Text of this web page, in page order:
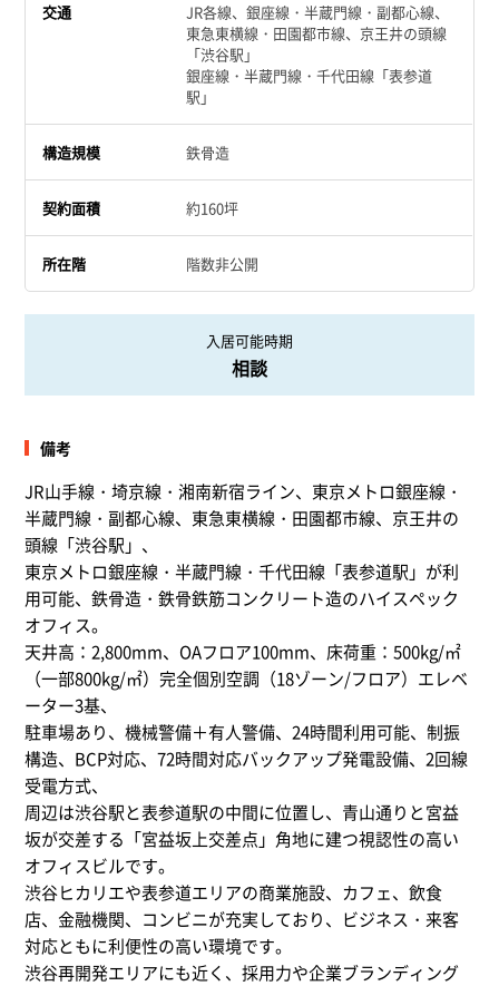
交通
JR各線、銀座線・半蔵門線・副都心線、
東急東横線・田園都市線、京王井の頭線
「渋谷駅」
銀座線・半蔵門線・千代田線「表参道
駅」
構造規模 鉄骨造
契約面積 約160坪
所在階 階数非公開
入居可能時期
相談
備考
JR山手線・埼京線・湘南新宿ライン、東京メトロ銀座線・
半蔵門線・副都心線、東急東横線・田園都市線、京王井の
頭線「渋谷駅」、
東京メトロ銀座線・半蔵門線・千代田線「表参道駅」が利
用可能、鉄骨造・鉄骨鉄筋コンクリート造のハイスペック
オフィス。
天井高：2,800mm、OAフロア100mm、床荷重：500kg/㎡
（一部800kg/㎡）完全個別空調（18ゾーン/フロア）エレベ
ーター3基、
駐車場あり、機械警備＋有人警備、24時間利用可能、制振
構造、BCP対応、72時間対応バックアップ発電設備、2回線
受電方式、
周辺は渋谷駅と表参道駅の中間に位置し、青山通りと宮益
坂が交差する「宮益坂上交差点」角地に建つ視認性の高い
オフィスビルです。
渋谷ヒカリエや表参道エリアの商業施設、カフェ、飲食
店、金融機関、コンビニが充実しており、ビジネス・来客
対応ともに利便性の高い環境です。
渋谷再開発エリアにも近く、採用力や企業ブランディング